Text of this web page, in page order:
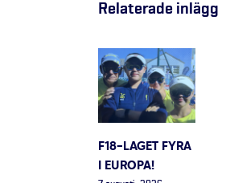
Relaterade inlägg
F18-LAGET FYRA
I EUROPA!